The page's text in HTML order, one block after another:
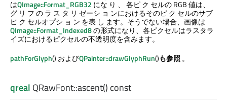
はQImage::Format_RGB32 にな り 、 各ピ ク セルの RGB 値は、
グ リ フ の ラ ス タ リ ゼーシ ョ ンにおけるそのピ ク セルのサブ
ピ ク セルオプシ ョ ン を表 し ます。そうでない場合、画像は
QImage::Format_Indexed8の形式になり、各ピクセルはラスタラ
イズにおけるピクセルの不透明度を含みます。
pathForGlyph() およびQPainter::drawGlyphRun()も参照 。
qreal QRawFont::ascent() const